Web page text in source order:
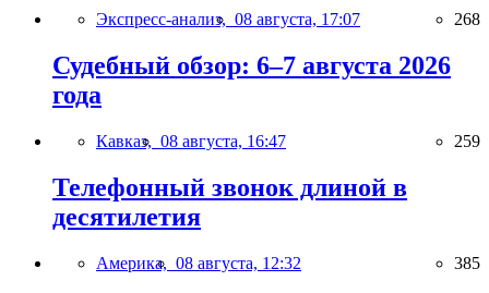
Экспресс-анализ, 08 августа, 17:07 268
Судебный обзор: 6–7 августа 2026
года
Кавказ, 08 августа, 16:47 259
Телефонный звонок длиной в
десятилетия
Америка, 08 августа, 12:32 385